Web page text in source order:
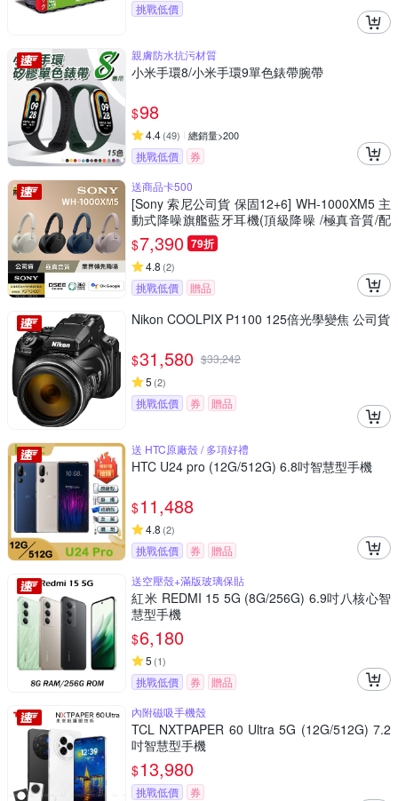
挑戰低價
親膚防水抗污材質
小米手環8/小米手環9單色錶帶腕帶
$98
4.4(49) 總銷量>200
挑戰低價
券
送商品卡500
[Sony 索尼公司貨 保固12+6] WH-1000XM5 主
動式降噪旗艦藍牙耳機(頂級降噪 /極真音質/配
戴舒適)
$7,390 79折
4.8 (2)
挑戰低價 贈品
Nikon COOLPIX P1100 125倍光學變焦 公司貨
$31,580 $33,242
5 (2)
挑戰低價 券 贈品
送 HTC原廠殼 / 多項好禮
HTC U24 pro (12G/512G) 6.8吋智慧型手機
$11,488
4.8 (2)
挑戰低價 券
贈品
送空壓殼+滿版玻璃保貼
紅米 REDMI 15 5G (8G/256G) 6.9吋八核心智
慧型手機
$6,180
5 (1)
挑戰低價 券
贈品
內附磁吸手機殼
TCL NXTPAPER 60 Ultra 5G (12G/512G) 7.2
吋智慧型手機
$13,980
挑戰低價 券